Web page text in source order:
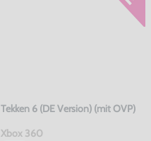
Tekken 6 (DE Version) (mit OVP)
Xbox 360